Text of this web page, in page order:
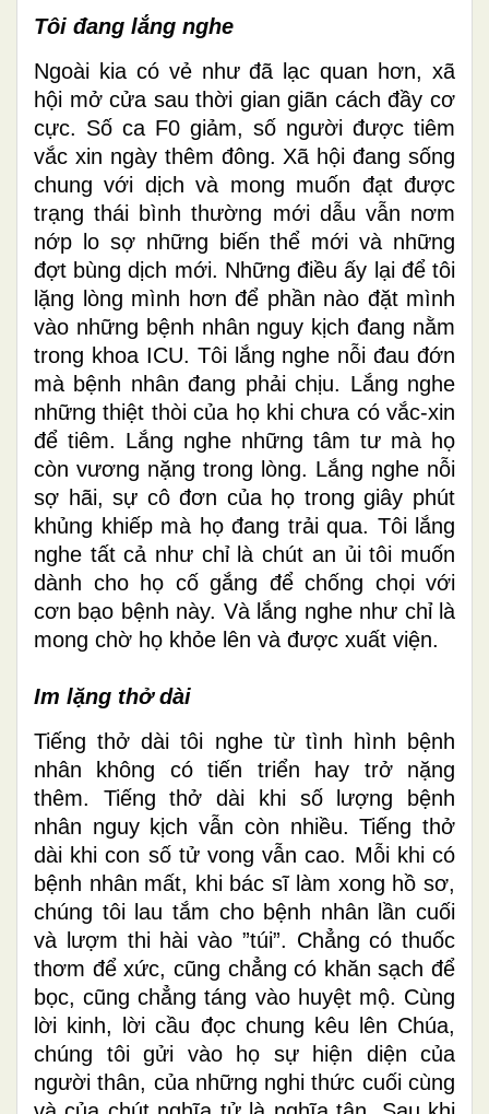
Tôi đang lắng nghe
Ngoài kia có vẻ như đã lạc quan hơn, xã
hội mở cửa sau thời gian giãn cách đầy cơ
cực. Số ca F0 giảm, số người được tiêm
vắc xin ngày thêm đông. Xã hội đang sống
chung với dịch và mong muốn đạt được
trạng thái bình thường mới dẫu vẫn nơm
nớp lo sợ những biến thể mới và những
đợt bùng dịch mới. Những điều ấy lại để tôi
lặng lòng mình hơn để phần nào đặt mình
vào những bệnh nhân nguy kịch đang nằm
trong khoa ICU. Tôi lắng nghe nỗi đau đớn
mà bệnh nhân đang phải chịu. Lắng nghe
những thiệt thòi của họ khi chưa có vắc-xin
để tiêm. Lắng nghe những tâm tư mà họ
còn vương nặng trong lòng. Lắng nghe nỗi
sợ hãi, sự cô đơn của họ trong giây phút
khủng khiếp mà họ đang trải qua. Tôi lắng
nghe tất cả như chỉ là chút an ủi tôi muốn
dành cho họ cố gắng để chống chọi với
cơn bạo bệnh này. Và lắng nghe như chỉ là
mong chờ họ khỏe lên và được xuất viện.
Im lặng thở dài
Tiếng thở dài tôi nghe từ tình hình bệnh
nhân không có tiến triển hay trở nặng
thêm. Tiếng thở dài khi số lượng bệnh
nhân nguy kịch vẫn còn nhiều. Tiếng thở
dài khi con số tử vong vẫn cao. Mỗi khi có
bệnh nhân mất, khi bác sĩ làm xong hồ sơ,
chúng tôi lau tắm cho bệnh nhân lần cuối
và lượm thi hài vào ”túi”. Chẳng có thuốc
thơm để xức, cũng chẳng có khăn sạch để
bọc, cũng chẳng táng vào huyệt mộ. Cùng
lời kinh, lời cầu đọc chung kêu lên Chúa,
chúng tôi gửi vào họ sự hiện diện của
người thân, của những nghi thức cuối cùng